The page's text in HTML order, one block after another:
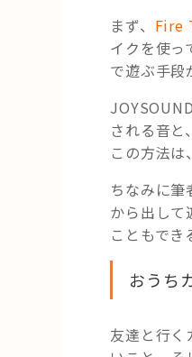
まず、 Fire
イクを使っ
で遊ぶ手段
される音と
この方法
ちなみに
から出して
こともでき
おうち
友達と行く